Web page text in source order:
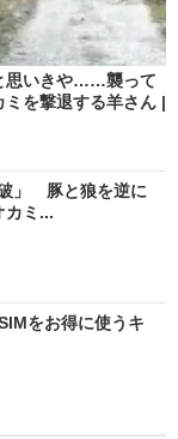
思いきや……襲って
ミを撃退する羊さん |
破」 豚と狼を逆に
カミ...
をお得に使うキ